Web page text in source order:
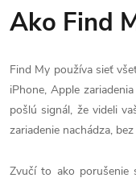
Ako Find
Find My používa sieť
iPhone, Apple
pošlú signál, že videli
zariadenie nachádza,
Zvučí to ako porušenie